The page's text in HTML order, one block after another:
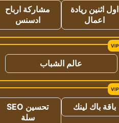
اول اثنين ريادة
اعمال
مشاركة ارباح
ادسنس
عالم الشباب
باقة باك لينك
تحسين SEO
سلة